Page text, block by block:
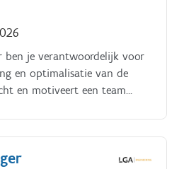
ben je verantwoordelijk voor
en optimalisatie van de
en motiveert een team